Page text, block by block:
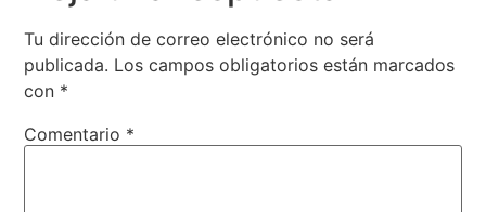
Tu dirección de correo electrónico no será
publicada. Los campos obligatorios están marcados
con *
Comentario *